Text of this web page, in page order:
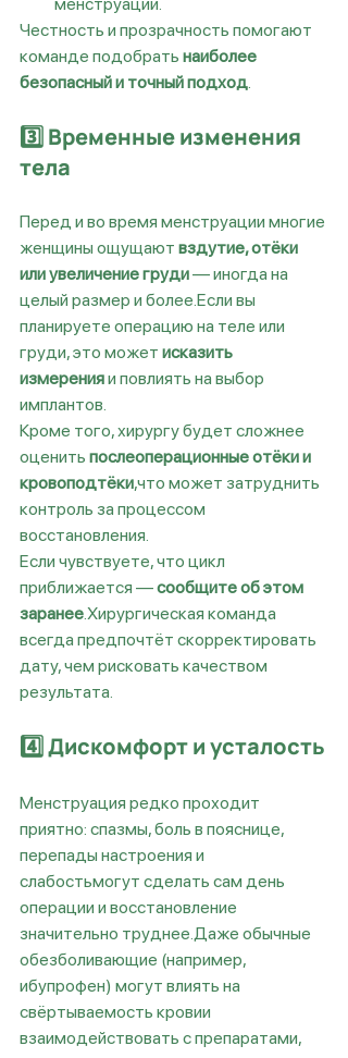
Честность и прозрачность помогают
команде подобрать наиболее
безопасный и точный подход.
3️⃣ Временные изменения
тела
Перед и во время менструации многие
женщины ощущают вздутие, отёки
или увеличение груди — иногда на
целый размер и более.Если вы
планируете операцию на теле или
груди, это может исказить
измерения и повлиять на выбор
имплантов.
Кроме того, хирургу будет сложнее
оценить послеоперационные отёки и
кровоподтёки,что может затруднить
контроль за процессом
восстановления.
Если чувствуете, что цикл
приближается — сообщите об этом
заранее.Хирургическая команда
всегда предпочтёт скорректировать
дату, чем рисковать качеством
результата.
4️⃣ Дискомфорт и усталость
Менструация редко проходит
приятно: спазмы, боль в пояснице,
перепады настроения и
слабостьмогут сделать сам день
операции и восстановление
значительно труднее.Даже обычные
обезболивающие (например,
ибупрофен) могут влиять на
свёртываемость кровии
взаимодействовать с препаратами,